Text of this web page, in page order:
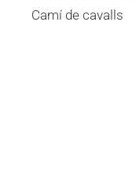
Camí de cavalls